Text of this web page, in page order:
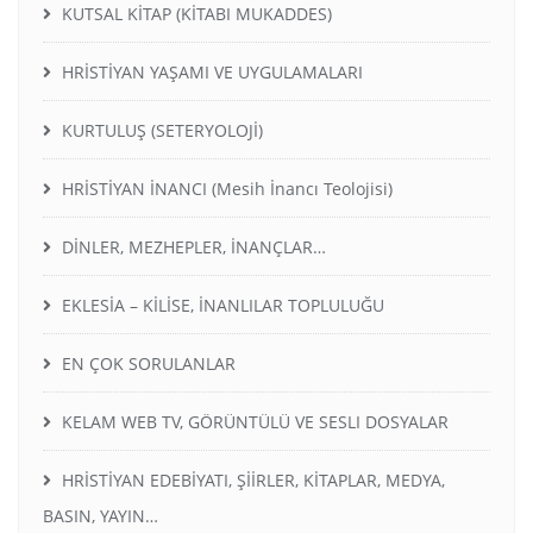
KUTSAL KİTAP (KİTABI MUKADDES)
HRİSTİYAN YAŞAMI VE UYGULAMALARI
KURTULUŞ (SETERYOLOJİ)
HRİSTİYAN İNANCI (Mesih İnancı Teolojisi)
DİNLER, MEZHEPLER, İNANÇLAR…
EKLESİA – KİLİSE, İNANLILAR TOPLULUĞU
EN ÇOK SORULANLAR
KELAM WEB TV, GÖRÜNTÜLÜ VE SESLI DOSYALAR
HRİSTİYAN EDEBİYATI, ŞİİRLER, KİTAPLAR, MEDYA,
BASIN, YAYIN…